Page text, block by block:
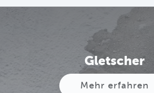
Gletscher
Mehr erfahren